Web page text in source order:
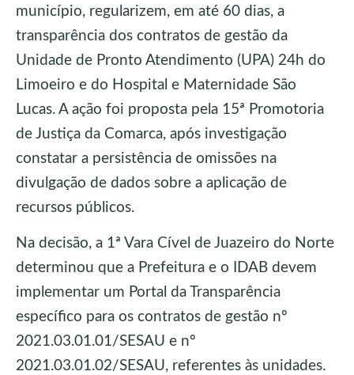
município, regularizem, em até 60 dias, a
transparência dos contratos de gestão da
Unidade de Pronto Atendimento (UPA) 24h do
Limoeiro e do Hospital e Maternidade São
Lucas. A ação foi proposta pela 15ª Promotoria
de Justiça da Comarca, após investigação
constatar a persistência de omissões na
divulgação de dados sobre a aplicação de
recursos públicos.
Na decisão, a 1ª Vara Cível de Juazeiro do Norte
determinou que a Prefeitura e o IDAB devem
implementar um Portal da Transparência
específico para os contratos de gestão nº
2021.03.01.01/SESAU e nº
2021.03.01.02/SESAU, referentes às unidades.